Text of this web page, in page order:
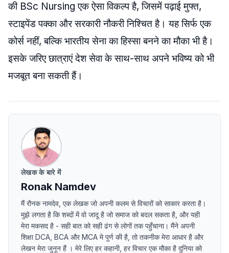
की BSc Nursing एक ऐसा विकल्प है, जिसमें पढ़ाई मुफ्त,
स्टाइपेंड पक्का और सरकारी नौकरी निश्चित है। यह सिर्फ एक
कोर्स नहीं, बल्कि भारतीय सेना का हिस्सा बनने का मौका भी है।
इसके जरिए छात्राएं देश सेवा के साथ-साथ अपने भविष्य को भी
मजबूत बना सकती हैं।
लेखक के बारे में
Ronak Namdev
मैं रौनक नामदेव, एक लेखक जो अपनी कलम से विचारों को साकार करता है।
मुझे लगता है कि शब्दों में वो जादू है जो समाज को बदल सकता है, और यही
मेरा मकसद है - सही बात को सही ढंग से लोगों तक पहुँचाना। मैंने अपनी
शिक्षा DCA, BCA और MCA मे पुर्ण की है, तो तकनीक मेरा आधार है और
लेखन मेरा जुनून हैं । मेरे लिए हर कहानी, हर विचार एक मौका है दुनिया को